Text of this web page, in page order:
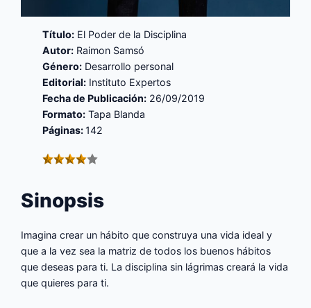
Título: El Poder de la Disciplina
Autor: Raimon Samsó
Género: Desarrollo personal
Editorial: Instituto Expertos
Fecha de Publicación: 26/09/2019
Formato: Tapa Blanda
Páginas: 142
Sinopsis
Imagina crear un hábito que construya una vida ideal y
que a la vez sea la matriz de todos los buenos hábitos
que deseas para ti. La disciplina sin lágrimas creará la vida
que quieres para ti.